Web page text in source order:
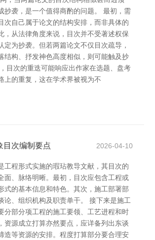
抄袭，是一个值得商酌的问题。 最初，需
次自己属于论文的结构安排，而非具体的
，从法律角度来说，目次并不受著述权保
定为抄袭。但若两篇论文不仅目次疏导，
结构、抒发神色高度相似，则可能触及抄
目次的重迭可能响应出作家在选题、盘考
上的重复，这在学术界被视为不
目次编制要点 2026-04-10
工程形式实施的瑕玷教导文献，其目次的
面、脉络明晰。最初，目次应包含工程或
式的基本信息和特色。其次，施工部署部
论、组织机构及职责单干。 接下来是施工
分部分项工程的施工要领、工艺进程和时
资源成立打算亦然要点，应详备列出东谈
造等资源的安排。程度打算部分要合理安